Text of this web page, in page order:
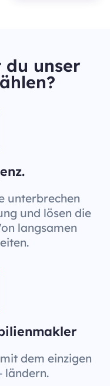
du unser
unterbrechen
und lösen die
langsamen
dem einzigen
ländern.